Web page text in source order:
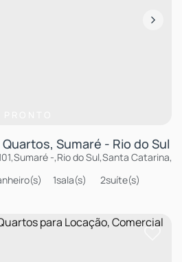
Sumaré - Rio do Sul
,Sumaré ,Rio do Sul,Santa Catarina,
1sala(s) 2suíte(s)